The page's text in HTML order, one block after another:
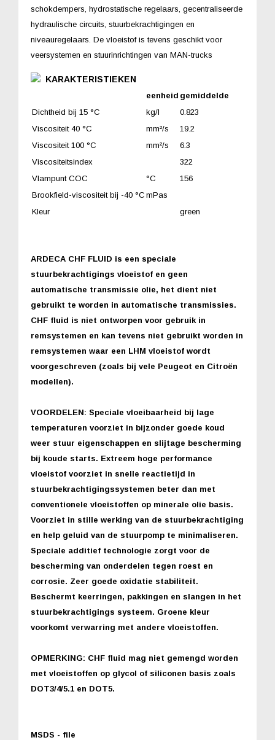
schokdempers, hydrostatische regelaars, gecentraliseerde
hydraulische circuits, stuurbekrachtigingen en
niveauregelaars. De vloeistof is tevens geschikt voor
veersystemen en stuurinrichtingen van MAN-trucks
KARAKTERISTIEKEN
eenheid gemiddelde
Dichtheid bij 15 °C
kg/l
0.823
Viscositeit 40 °C
mm²/s
19.2
Viscositeit 100 °C
mm²/s
6.3
Viscositeitsindex
322
Vlampunt COC
°C
156
Brookfield-viscositeit bij -40 °C mPas
Kleur
green
ARDECA CHF FLUID is een speciale
stuurbekrachtigings vloeistof en geen
automatische transmissie olie, het dient niet
gebruikt te worden in automatische transmissies.
CHF fluid is niet ontworpen voor gebruik in
remsystemen en kan tevens niet gebruikt worden in
remsystemen waar een LHM vloeistof wordt
voorgeschreven (zoals bij vele Peugeot en Citroën
modellen).
VOORDELEN: Speciale vloeibaarheid bij lage
temperaturen voorziet in bijzonder goede koud
weer stuur eigenschappen en slijtage bescherming
bij koude starts. Extreem hoge performance
vloeistof voorziet in snelle reactietijd in
stuurbekrachtigingssystemen beter dan met
conventionele vloeistoffen op minerale olie basis.
Voorziet in stille werking van de stuurbekrachtiging
en help geluid van de stuurpomp te minimaliseren.
Speciale additief technologie zorgt voor de
bescherming van onderdelen tegen roest en
corrosie. Zeer goede oxidatie stabiliteit.
Beschermt keerringen, pakkingen en slangen in het
stuurbekrachtigings systeem. Groene kleur
voorkomt verwarring met andere vloeistoffen.
OPMERKING: CHF fluid mag niet gemengd worden
met vloeistoffen op glycol of siliconen basis zoals
DOT3/4/5.1 en DOT5.
MSDS - file